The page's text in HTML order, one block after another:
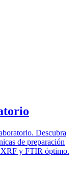
Descubra
de preparación
XRF y FTIR óptimo.